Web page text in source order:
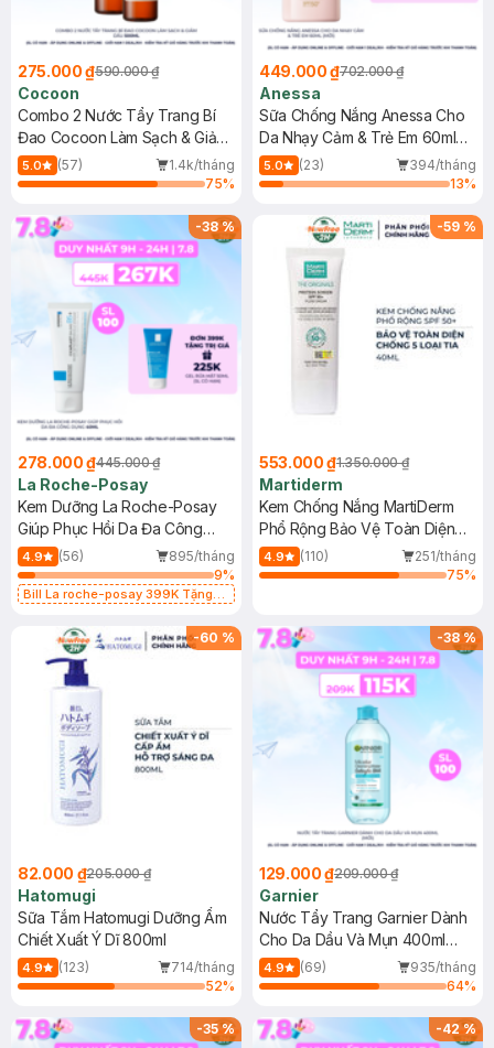
275.000 ₫590.000 ₫
Cocoon
Combo 2 Nước Tẩy Trang Bí
Đao Cocoon Làm Sạch & Giảm
Dầu 500ml
5.0 (57)
1.4k/tháng
75%
449.000 ₫702.000 ₫
Anessa
Sữa Chống Nắng Anessa Cho
Da Nhạy Cảm & Trẻ Em 60ml
(Mới)
5.0 (23)
394/tháng
13%
-38%
278.000 ₫445.000 ₫
La Roche-Posay
Kem Dưỡng La Roche-Posay
Giúp Phục Hồi Da Đa Công
Dụng 40ml
4.9 (56)
895/tháng
9%
Bill La roche-posay 399K Tặng
(SL có hạn)
-59 %
553.000 ₫1.350.000 ₫
Martiderm
Kem Chống Nắng MartiDerm
Phổ Rộng Bảo Vệ Toàn Diện
40ml
4.9 (110)
251/tháng
75%
-60 %
82.000 ₫205.000 ₫
Hatomugi
Sữa Tắm Hatomugi Dưỡng Ẩm
Chiết Xuất Ý Dĩ 800ml
4.9 (123)
714/tháng
52%
-38%
129.000 ₫209.000 ₫
Garnier
Nước Tẩy Trang Garnier Dành
Cho Da Dầu Và Mụn 400ml
(Mới)
4.9 (69)
935/tháng
64%
-35% -42%